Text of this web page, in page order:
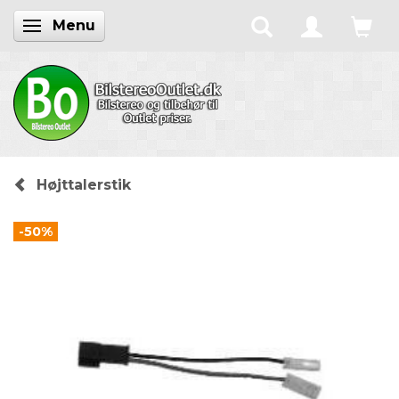
Skifte navigation
Menu
Højttalerstik
-50%